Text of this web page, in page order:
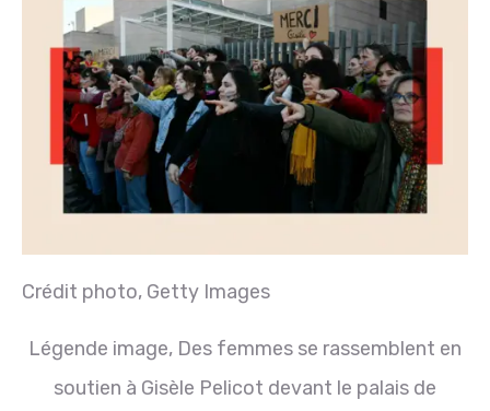
Crédit photo, Getty Images
Légende image, Des femmes se rassemblent en
soutien à Gisèle Pelicot devant le palais de